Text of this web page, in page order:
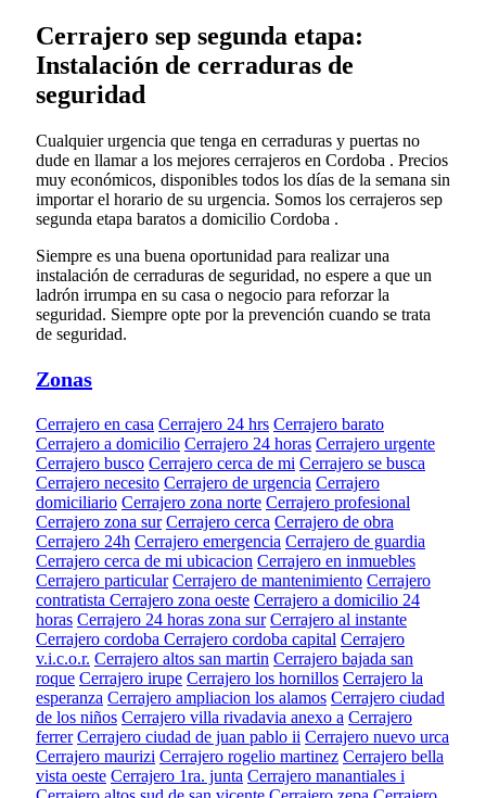
Cerrajero sep segunda etapa:
Instalación de cerraduras de
seguridad
Cualquier urgencia que tenga en cerraduras y puertas no
dude en llamar a los mejores cerrajeros en Cordoba . Precios
muy económicos, disponibles todos los días de la semana sin
importar el horario de su urgencia. Somos los cerrajeros sep
segunda etapa baratos a domicilio Cordoba .
Siempre es una buena oportunidad para realizar una
instalación de cerraduras de seguridad, no espere a que un
ladrón irrumpa en su casa o negocio para reforzar la
seguridad. Siempre opte por la prevención cuando se trata
de seguridad.
Zonas
Cerrajero en casa Cerrajero 24 hrs Cerrajero barato
Cerrajero a domicilio Cerrajero 24 horas Cerrajero urgente
Cerrajero busco Cerrajero cerca de mi Cerrajero se busca
Cerrajero necesito Cerrajero de urgencia Cerrajero
domiciliario Cerrajero zona norte Cerrajero profesional
Cerrajero zona sur Cerrajero cerca Cerrajero de obra
Cerrajero 24h Cerrajero emergencia Cerrajero de guardia
Cerrajero cerca de mi ubicacion Cerrajero en inmuebles
Cerrajero particular Cerrajero de mantenimiento Cerrajero
contratista Cerrajero zona oeste Cerrajero a domicilio 24
horas Cerrajero 24 horas zona sur Cerrajero al instante
Cerrajero cordoba Cerrajero cordoba capital Cerrajero
v.i.c.o.r. Cerrajero altos san martin Cerrajero bajada san
roque Cerrajero irupe Cerrajero los hornillos Cerrajero la
esperanza Cerrajero ampliacion los alamos Cerrajero ciudad
de los niños Cerrajero villa rivadavia anexo a Cerrajero
ferrer Cerrajero ciudad de juan pablo ii Cerrajero nuevo urca
Cerrajero maurizi Cerrajero rogelio martinez Cerrajero bella
vista oeste Cerrajero 1ra. junta Cerrajero manantiales i